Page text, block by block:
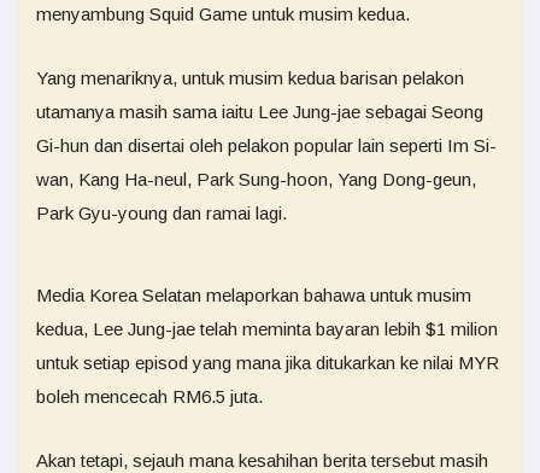
menyambung Squid Game untuk musim kedua.
Yang menariknya, untuk musim kedua barisan pelakon
utamanya masih sama iaitu Lee Jung-jae sebagai Seong
Gi-hun dan disertai oleh pelakon popular lain seperti Im Si-
wan, Kang Ha-neul, Park Sung-hoon, Yang Dong-geun,
Park Gyu-young dan ramai lagi.
Media Korea Selatan melaporkan bahawa untuk musim
kedua, Lee Jung-jae telah meminta bayaran lebih $1 milion
untuk setiap episod yang mana jika ditukarkan ke nilai MYR
boleh mencecah RM6.5 juta.
Akan tetapi, sejauh mana kesahihan berita tersebut masih